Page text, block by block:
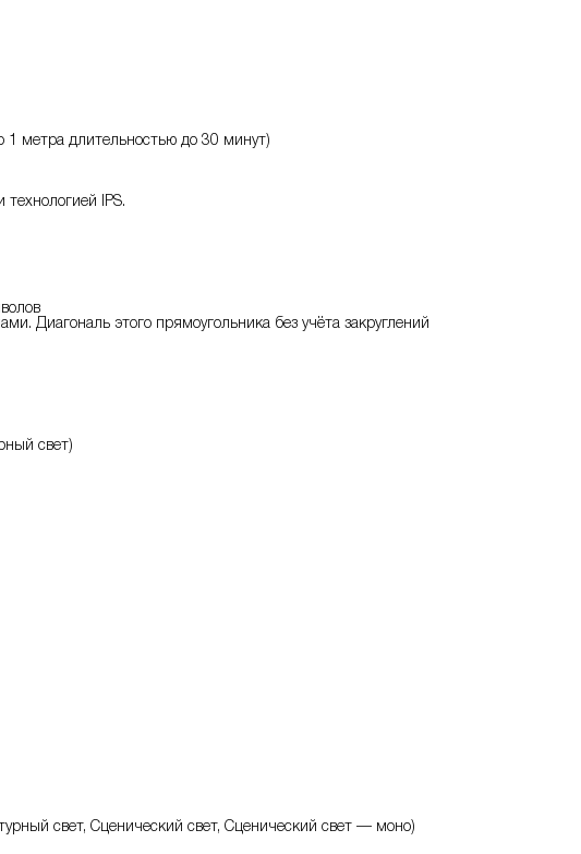
1 метра длительностью до 30 минут)
IPS.
Диагональ этого прямоугольника без учёта закруглений
свет)
свет, Сценический свет, Сценический свет — моно)